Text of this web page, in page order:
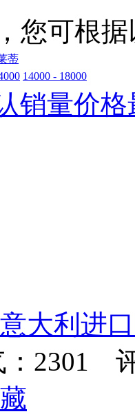
您可根
蒂
14000 - 18000
销量价格
大利进
2301